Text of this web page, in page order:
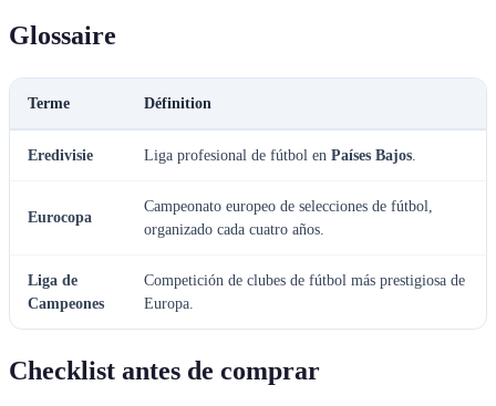
Glossaire
Terme Définition
Eredivisie Liga profesional de fútbol en Países Bajos
Eurocopa
Campeonato europeo de selecciones de fútbol,
organizado cada cuatro años.
Liga de
Campeones
Competición de clubes de fútbol más prestigiosa de
Europa.
Checklist antes de comprar